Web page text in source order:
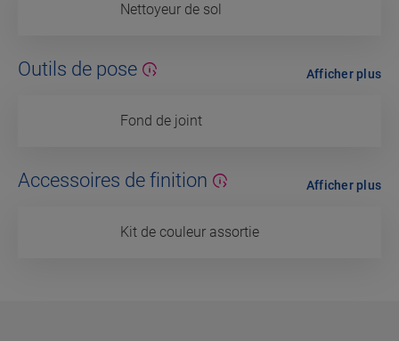
Nettoyeur de sol
Outils de pose
Fond de joint
Afficher plus
Accessoires de finition
Kit de couleur assortie
Afficher plus